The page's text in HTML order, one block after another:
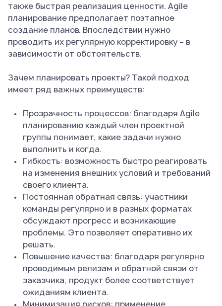
также быстрая реализация ценности. Agile
планирование предполагает поэтапное
создание планов. Впоследствии нужно
проводить их регулярную корректировку – в
зависимости от обстоятельств.
Зачем планировать проекты? Такой подход
имеет ряд важных преимуществ:
Прозрачность процессов: благодаря Agile
планированию каждый член проектной
группы понимает, какие задачи нужно
выполнить и когда.
Гибкость: возможность быстро реагировать
на изменения внешних условий и требований
своего клиента.
Постоянная обратная связь: участники
команды регулярно и в разных форматах
обсуждают прогресс и возникающие
проблемы. Это позволяет оперативно их
решать.
Повышение качества: благодаря регулярно
проводимым релизам и обратной связи от
заказчика, продукт более соответствует
ожиданиям клиента.